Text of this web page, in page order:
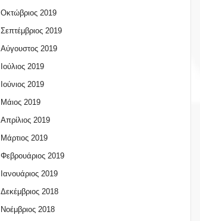
Οκτώβριος 2019
Σεπτέμβριος 2019
Αύγουστος 2019
Ιούλιος 2019
Ιούνιος 2019
Μάιος 2019
Απρίλιος 2019
Μάρτιος 2019
Φεβρουάριος 2019
Ιανουάριος 2019
Δεκέμβριος 2018
Νοέμβριος 2018